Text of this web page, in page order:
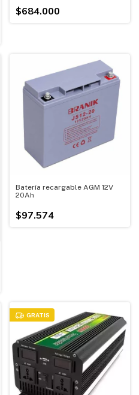
$684.000
Batería recargable AGM 12V
20Ah
$97.574
GRATIS